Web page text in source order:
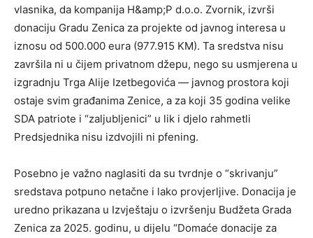
vlasnika, da kompanija H&amp;P d.o.o. Zvornik, izvrši
donaciju Gradu Zenica za projekte od javnog interesa u
iznosu od 500.000 eura (977.915 KM). Ta sredstva nisu
završila ni u čijem privatnom džepu, nego su usmjerena u
izgradnju Trga Alije Izetbegovića — javnog prostora koji
ostaje svim građanima Zenice, a za koji 35 godina velike
SDA patriote i “zaljubljenici” u lik i djelo rahmetli
Predsjednika nisu izdvojili ni pfening.
Posebno je važno naglasiti da su tvrdnje o “skrivanju”
sredstava potpuno netačne i lako provjerljive. Donacija je
uredno prikazana u Izvještaju o izvršenju Budžeta Grada
Zenica za 2025. godinu, u dijelu “Domaće donacije za